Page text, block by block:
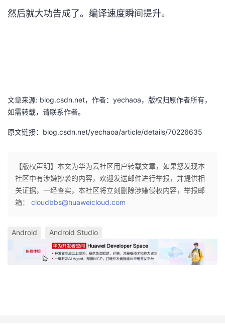
然后就大功告成了。编译速度瞬间提升。
文章来源: blog.csdn.net，作者：yechaoa，版权归原作者所有，
如需转载，请联系作者。
原文链接：blog.csdn.net/yechaoa/article/details/70226635
【版权声明】本文为华为云社区用户转载文章，如果您发现本
社区中有涉嫌抄袭的内容，欢迎发送邮件进行举报，并提供相
关证据，一经查实，本社区将立刻删除涉嫌侵权内容，举报邮
箱： cloudbbs@huaweicloud.com
Android Android Studio